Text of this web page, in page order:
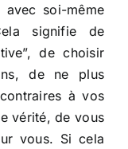
avec soi-même
signifie de
de choisir
de ne plus
à vos
vérité, de vous
vous. Si cela